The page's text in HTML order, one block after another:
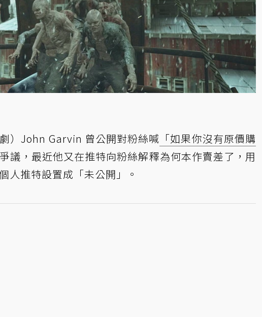
）John Garvin 曾公開對粉絲喊 「如果你沒有原價購
議，最近他又在推特向粉絲解釋為何本作賣差了，用
人推特設置成「未公開」。